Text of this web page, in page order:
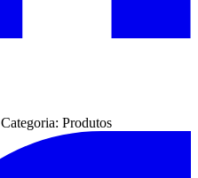
Categoria: Produtos